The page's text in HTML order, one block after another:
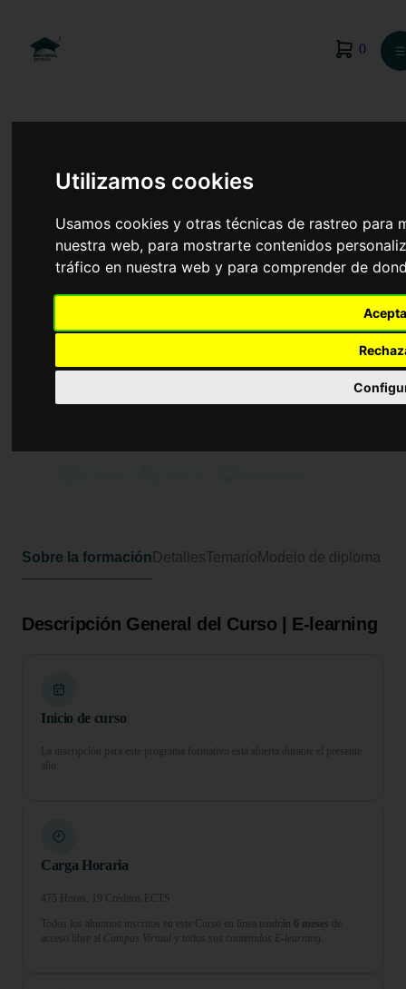
Utilizamos cookies
Usamos cookies y otras técnicas de rastreo para
nuestra web, para mostrarte contenidos
tráfico en nuestra web y para comprender de
0 ☰
Curso Universitario de
Sobre la formación DetallesTemario Modelo de diploma
Descripción General del Curso | E-learning
Inicio de curso
La inscripción para este programa formativo está abierta durante el presente
año.
Carga Horaria
475 Horas, 19 Créditos ECTS
Todos los alumnos inscritos en este Curso en línea tendrán 6 meses de
acceso libre al Campus Virtual y todos sus contenidos E-learning.